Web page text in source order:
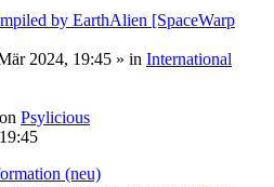
by EarthAlien [SpaceWarp
2024, 19:45 » in International
Psylicious
(neu)